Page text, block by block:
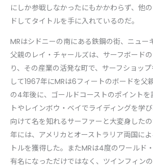
にしか参戦しなかったにもかかわらず、他
ドしてタイトルを手に入れているのだ。
MRはシドニーの南にある鉄鋼の街、ニュー
父親のレイ・チャールズは、サーフボード
り、その産業の活発な町で、サーフショッ
して1967年にMRは6フィートのボードを父
の4年後に、ゴールドコーストのポイントを
トやレインボウ・ベイでライディングを学
向けて名を知れるサーファーと大変身した
年には、アメリカとオーストラリア両国に
トルを獲得した。またMRは4度のワールド
有名になっただけではなく、ツインフィン